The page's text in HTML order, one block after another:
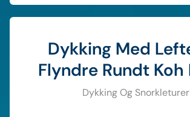
Dykking Med
Flyndre Rundt Koh
Dykking Og Snorkleturer